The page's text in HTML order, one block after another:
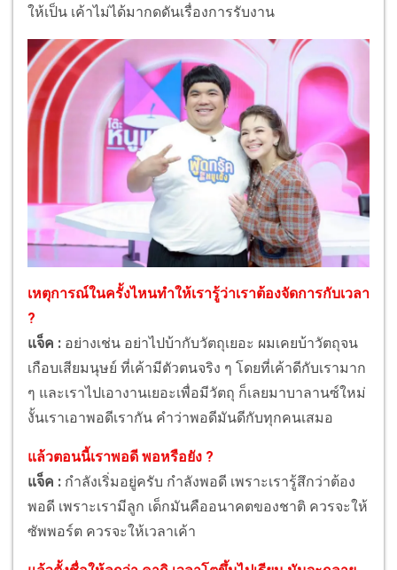
ให้เป็น เค้าไม่ได้มากดดันเรื่องการรับงาน
เหตุการณ์ในครั้งไหนทำให้เรารู้ว่าเราต้องจัดการกับเวลา
?
แจ็ค : อย่างเช่น อย่าไปบ้ากับวัตถุเยอะ ผมเคยบ้าวัตถุจน
เกือบเสียมนุษย์ ที่เค้ามีตัวตนจริง ๆ โดยที่เค้าดีกับเรามาก
ๆ และเราไปเอางานเยอะเพื่อมีวัตถุ ก็เลยมาบาลานซ์ใหม่
งั้นเราเอาพอดีเรากัน คำว่าพอดีมันดีกับทุกคนเสมอ
แล้วตอนนี้เราพอดี พอหรือยัง ?
แจ็ค : กำลังเริ่มอยู่ครับ กำลังพอดี เพราะเรารู้สึกว่าต้อง
พอดี เพราะเรามีลูก เด็กมันคืออนาคตของชาติ ควรจะให้
ซัพพอร์ต ควรจะให้เวลาเค้า